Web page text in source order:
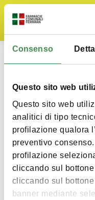
Consenso
Questo sito web
Questo sito web
analitici di tipo
profilazione qualora
preventivo
profilazione
cliccando sul
cliccando sul bottone
banner mediante
Articolo 16 ,
pubblicazione
e il costo del
tempo
3. Le pubbliche
trimestralmente i
del personale